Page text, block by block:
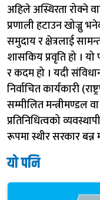
अहिले अस्थिरता रोक्ने
प्रणाली हटाउन खोज्नु
समुदाय र क्षेत्रलाई
शासकिय प्रवृति हो ।
र कदम हो । यदी
निर्वाचित कार्यकारी
सम्मीलित मन्त्रीमण्डल
प्रतिनिधित्वको
रूपमा स्थीर सरकार
यो पनि